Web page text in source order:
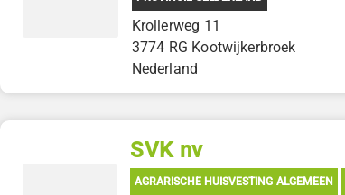
Krollerweg 11
3774 RG Kootwijkerbroek
Nederland
SVK nv
AGRARISCHE HUISVESTING ALGEMEEN